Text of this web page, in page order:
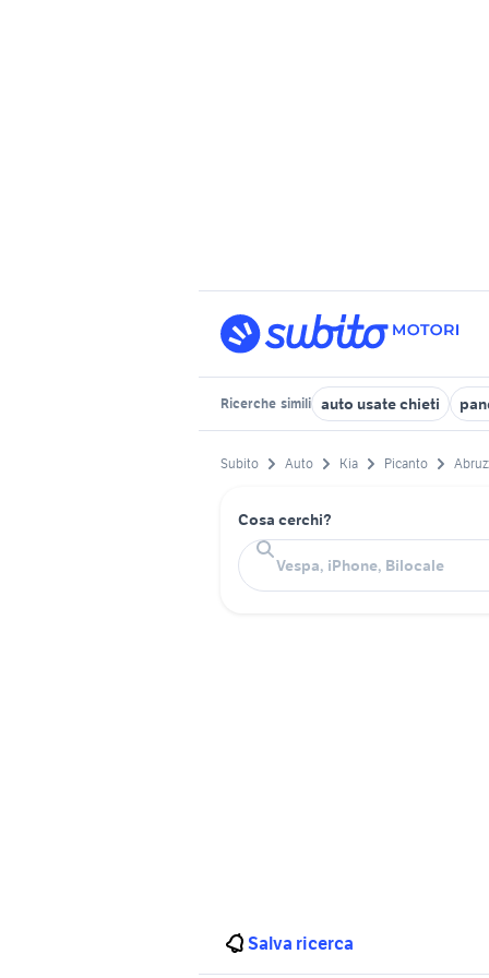
Ricerche simili auto usate chieti
Subito Auto Kia Picanto
Cosa cerchi?
Salva ricerca